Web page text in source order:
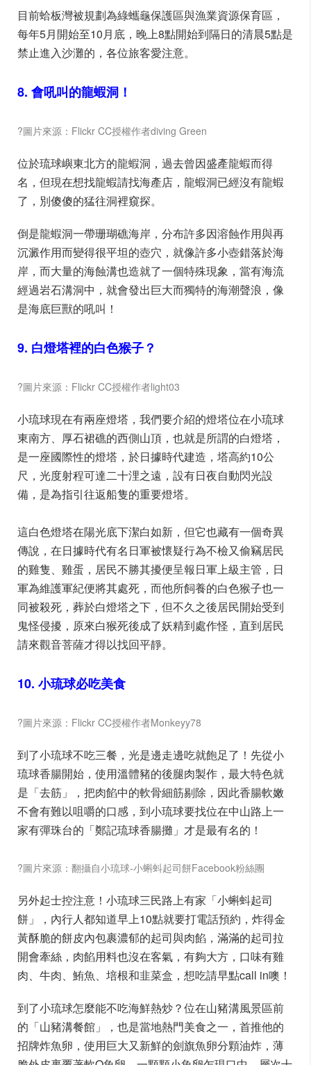
目前蛤板灣被規劃為綠蠵龜保護區與漁業資源保育區，
每年5月開始至10月底，晚上8點開始到隔日的清晨5點是
禁止進入沙灘的，各位旅客愛注意。
8. 會吼叫的龍蝦洞！
?圖片來源：Flickr CC授權作者diving Green
位於琉球嶼東北方的龍蝦洞，過去曾因盛產龍蝦而得
名，但現在想找龍蝦請找海產店，龍蝦洞已經沒有龍蝦
了，別傻傻的猛往洞裡窺探。
倒是龍蝦洞一帶珊瑚礁海岸，分布許多因溶蝕作用與再
沉澱作用而變得很平坦的壺穴，就像許多小壺錯落於海
岸，而大量的海蝕溝也造就了一個特殊現象，當有海流
經過岩石溝洞中，就會發出巨大而獨特的海潮聲浪，像
是海底巨獸的吼叫！
9. 白燈塔裡的白色猴子？
?圖片來源：Flickr CC授權作者light03
小琉球現在有兩座燈塔，我們要介紹的燈塔位在小琉球
東南方、厚石裙礁的西側山頂，也就是所謂的白燈塔，
是一座國際性的燈塔，於日據時代建造，塔高約10公
尺，光度射程可達二十浬之遠，設有日夜自動閃光設
備，是為指引往返船隻的重要燈塔。
這白色燈塔在陽光底下潔白如新，但它也藏有一個奇異
傳說，在日據時代有名日軍被懷疑行為不檢又偷竊居民
的雞隻、雞蛋，居民不勝其擾便呈報日軍上級主管，日
軍為維護軍紀便將其處死，而他所飼養的白色猴子也一
同被殺死，葬於白燈塔之下，但不久之後居民開始受到
鬼怪侵擾，原來白猴死後成了妖精到處作怪，直到居民
請來觀音菩薩才得以找回平靜。
10. 小琉球必吃美食
?圖片來源：Flickr CC授權作者Monkeyy78
到了小琉球不吃三餐，光是邊走邊吃就飽足了！先從小
琉球香腸開始，使用溫體豬的後腿肉製作，最大特色就
是「去筋」，把肉餡中的軟骨細筋剔除，因此香腸軟嫩
不會有難以咀嚼的口感，到小琉球要找位在中山路上一
家有彈珠台的「鄭記琉球香腸攤」才是最有名的！
?圖片來源：翻攝自小琉球-小蝌蚪起司餅Facebook粉絲團
另外起士控注意！小琉球三民路上有家「小蝌蚪起司
餅」，內行人都知道早上10點就要打電話預約，炸得金
黃酥脆的餅皮內包裹濃郁的起司與肉餡，滿滿的起司拉
開會牽絲，肉餡用料也沒在客氣，有夠大方，口味有雞
肉、牛肉、鮪魚、培根和韭菜盒，想吃請早點call in噢！
到了小琉球怎麼能不吃海鮮熱炒？位在山豬溝風景區前
的「山豬溝餐館」，也是當地熱門美食之一，首推他的
招牌炸魚卵，使用巨大又新鮮的劍旗魚卵分顆油炸，薄